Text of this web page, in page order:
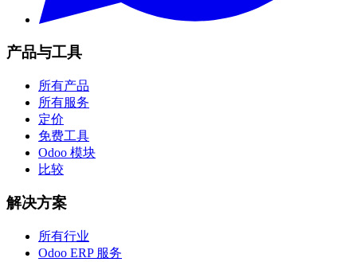
产品与工具
所有产品
所有服务
定价
免费工具
Odoo 模块
比较
解决方案
所有行业
Odoo ERP 服务